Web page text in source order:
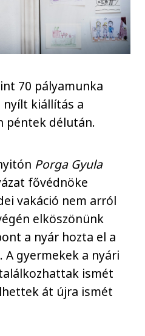
70 pályamunka
nyílt kiállítás a
péntek délután.
Porga Gyula
fővédnöke
vakáció nem arról
elköszönünk
a nyár hozta el a
gyermekek a nyári
ismét
át újra ismét